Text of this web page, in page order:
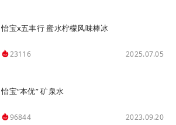
怡宝x五丰行 蜜水柠檬风味棒冰
23116 2025.07.05
怡宝“本优” 矿泉水
96844 2023.09.20